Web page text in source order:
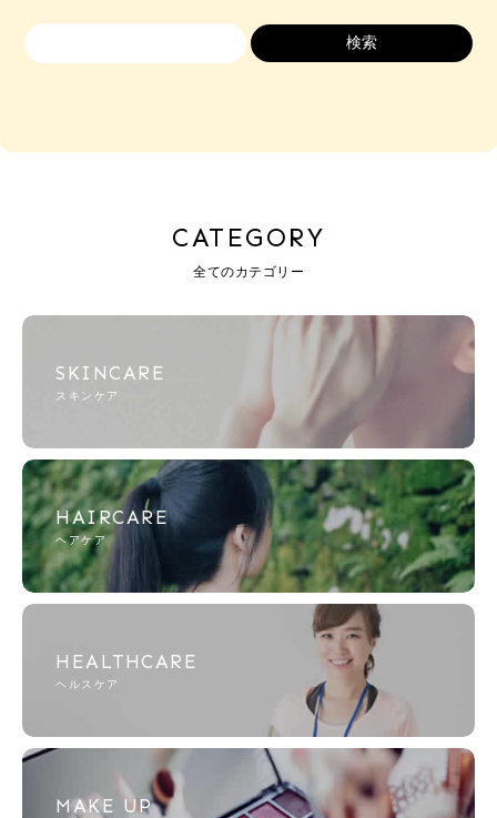
CATEGORY
全てのカテゴリー
SKINCARE
スキンケア
HAIRCARE
ヘアケア
HEALTHCARE
ヘルスケア
MAKE UP